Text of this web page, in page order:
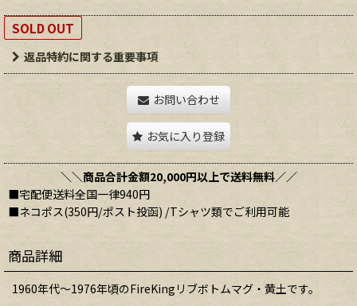
SOLD OUT
返品特約に関する重要事項
お問い合わせ
お気に入り登録
＼＼商品合計金額20,000円以上で送料無料／／
■宅配便送料全国一律940円
■ネコポス(350円/ポスト投函) /Tシャツ類でご利用可能
商品詳細
1960年代〜1976年頃のFireKingリブボトムマグ・黄土です。